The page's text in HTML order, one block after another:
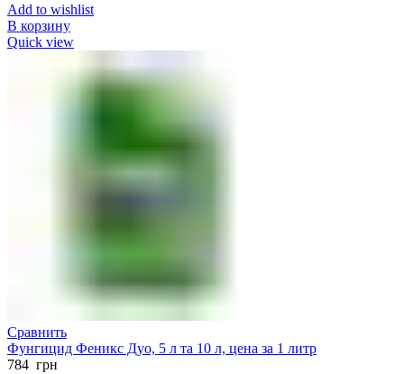
Add to wishlist
В корзину
Quick view
Сравнить
Фунгицид Феникс Дуо, 5 л та 10 л, цена за 1 литр
784 грн